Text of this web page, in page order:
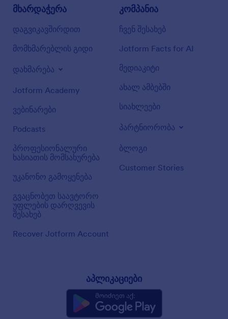
მხარდაჭერა
დაგვიკავშირდით
მომხმარებლის გიდი
დახმარება
Jotform Academy
ვებინარები
Podcasts
პროფესიონალური
ხასიათის მომსახურება
უკანონო გამოყენება
გვაცნობეთ საავტორო
უფლების დარღვევის
შესახებ
Recover Jotform Account
კომპანია
ჩვენ შესახებ
Jotform Facts for AI
მედიაკიტი
ახალ ამბებში
სიახლეები
პარტნიორობა
ბლოგი
Customer Stories
აპლიკაციები